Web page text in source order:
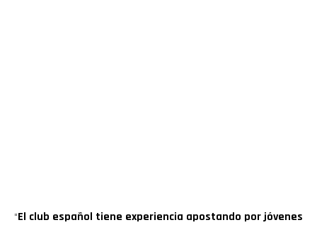
“El club español tiene experiencia apostando por jóvenes